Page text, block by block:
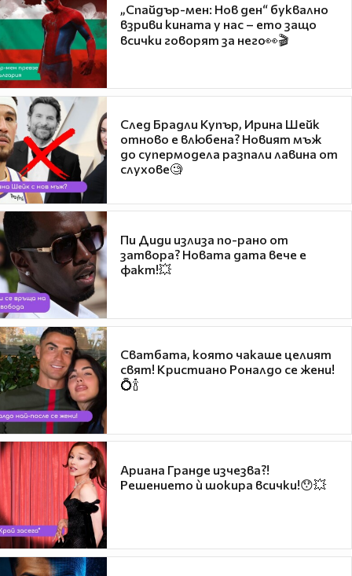
„Спайдър-мен: Нов ден“ буквално
взриви кината у нас – ето защо
всички говорят за него👀🎬
След Брадли Купър, Ирина Шейк
отново е влюбена? Новият мъж
до супермодела разпали лавина от
слухове🧐
Пи Диди излиза по-рано от
затвора? Новата дата вече е
факт!💥
Сватбата, която чакаше целият
свят! Кристиано Роналдо се жени!
💍🍾
Ариана Гранде изчезва?!
Решението ѝ шокира всички!😯💥